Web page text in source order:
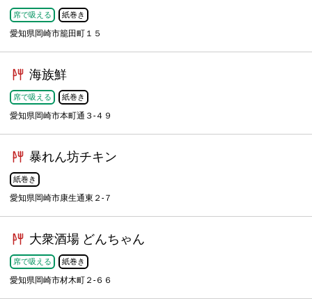
席で吸える 紙巻き
愛知県岡崎市籠田町１５
海族鮮
席で吸える 紙巻き
愛知県岡崎市本町通３-４９
暴れん坊チキン
紙巻き
愛知県岡崎市康生通東２-７
大衆酒場 どんちゃん
席で吸える 紙巻き
愛知県岡崎市材木町２-６６